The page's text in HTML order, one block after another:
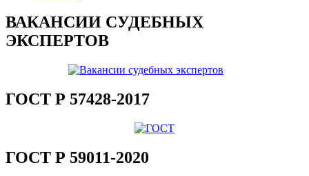
ВАКАНСИИ СУДЕБНЫХ
ЭКСПЕРТОВ
ГОСТ Р 57428-2017
ГОСТ Р 59011-2020